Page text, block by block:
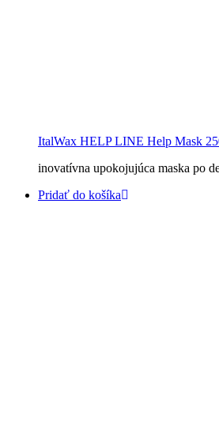
ItalWax HELP LINE Help Mask
inovatívna upokojujúca maska po
Pridať do košíka